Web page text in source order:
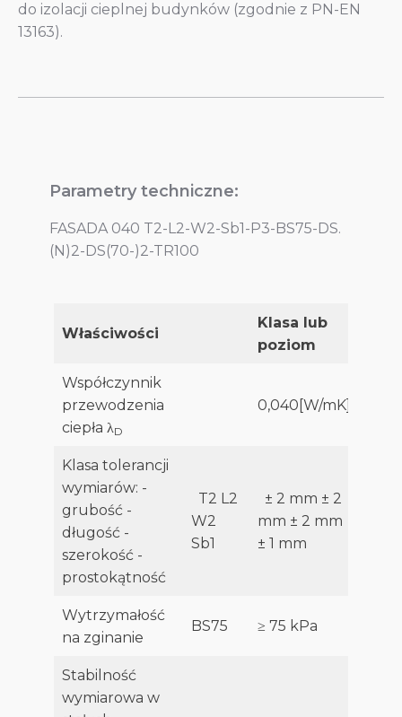
do izolacji cieplnej budynków (zgodnie z PN-EN
13163).
Parametry techniczne:
FASADA 040 T2-L2-W2-Sb1-P3-BS75-DS.
(N)2-DS(70-)2-TR100​
Właściwości
Klasa lub
poziom
Współczynnik
przewodzenia
ciepła λD
0,040[W/mK]
Klasa tolerancji
wymiarów: -
grubość -
długość -
szerokość -
prostokątność
T2 L2
W2
Sb1
± 2 mm ± 2
mm ± 2 mm
± 1 mm
Wytrzymałość
na zginanie
BS75 ≥ 75 kPa
Stabilność
wymiarowa w